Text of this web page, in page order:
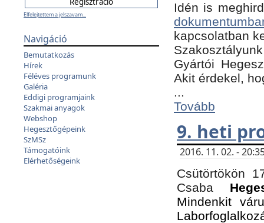
Elfelejtettem a jelszavam...
Navigáció
Bemutatkozás
Hírek
Féléves programunk
Galéria
Eddigi programjaink
Szakmai anyagok
Webshop
Hegesztőgépeink
SzMSz
Támogatóink
Elérhetőségeink
Idén is
kapcsolatban
Gyártói
Akit érdekel,
...
Tovább
9. heti
2016. 11. 02. -
Csütörtökön
Csaba
Mindenkit